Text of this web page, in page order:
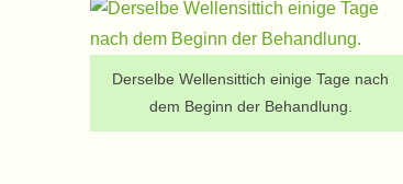
Derselbe Wellensittich einige Tage nach
dem Beginn der Behandlung.